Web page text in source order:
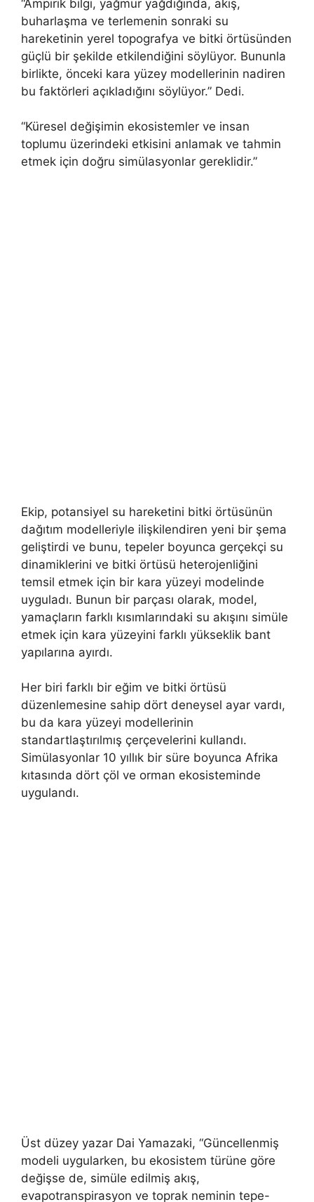
“Ampirik bilgi, yağmur yağdığında, akış,
buharlaşma ve terlemenin sonraki su
hareketinin yerel topografya ve bitki örtüsünden
güçlü bir şekilde etkilendiğini söylüyor. Bununla
birlikte, önceki kara yüzey modellerinin nadiren
bu faktörleri açıkladığını söylüyor.” Dedi.
“Küresel değişimin ekosistemler ve insan
toplumu üzerindeki etkisini anlamak ve tahmin
etmek için doğru simülasyonlar gereklidir.”
Ekip, potansiyel su hareketini bitki örtüsünün
dağıtım modelleriyle ilişkilendiren yeni bir şema
geliştirdi ve bunu, tepeler boyunca gerçekçi su
dinamiklerini ve bitki örtüsü heterojenliğini
temsil etmek için bir kara yüzeyi modelinde
uyguladı. Bunun bir parçası olarak, model,
yamaçların farklı kısımlarındaki su akışını simüle
etmek için kara yüzeyini farklı yükseklik bant
yapılarına ayırdı.
Her biri farklı bir eğim ve bitki örtüsü
düzenlemesine sahip dört deneysel ayar vardı,
bu da kara yüzeyi modellerinin
standartlaştırılmış çerçevelerini kullandı.
Simülasyonlar 10 yıllık bir süre boyunca Afrika
kıtasında dört çöl ve orman ekosisteminde
uygulandı.
Üst düzey yazar Dai Yamazaki, “Güncellenmiş
modeli uygularken, bu ekosistem türüne göre
değişse de, simüle edilmiş akış,
evapotranspirasyon ve toprak neminin tepe-